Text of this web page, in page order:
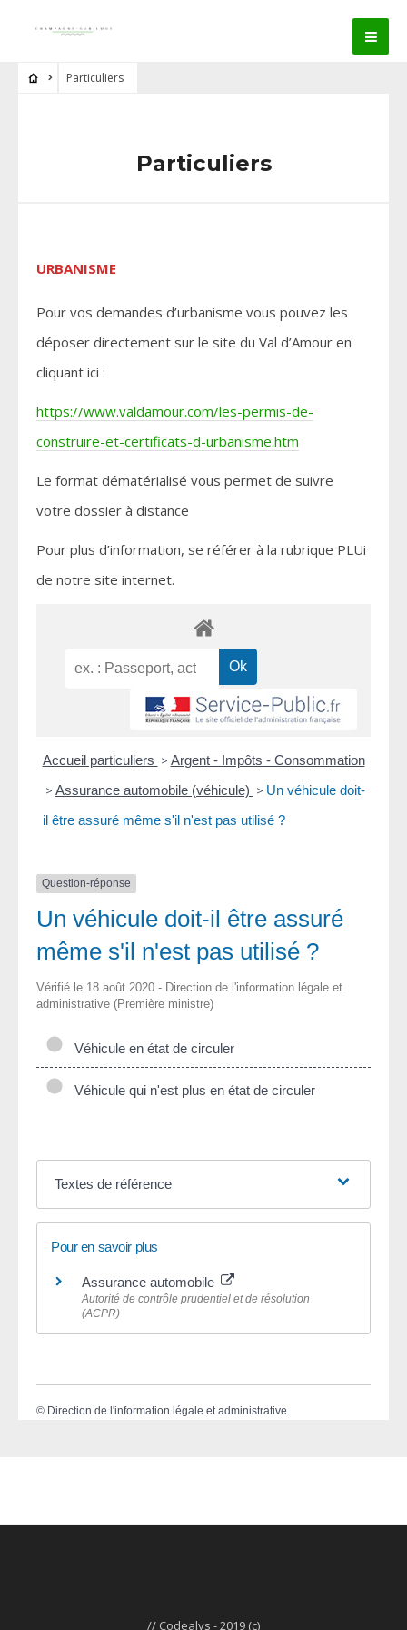
Particuliers
Particuliers
URBANISME
Pour vos demandes d’urbanisme vous pouvez les
déposer directement sur le site du Val d’Amour en
cliquant ici :
https://www.valdamour.com/les-permis-de-
construire-et-certificats-d-urbanisme.htm
Le format dématérialisé vous permet de suivre
votre dossier à distance
Pour plus d’information, se référer à la rubrique PLUi
de notre site internet.
Accueil particuliers > Argent - Impôts - Consommation
> Assurance automobile (véhicule) > Un véhicule doit-
il être assuré même s'il n'est pas utilisé ?
Question-réponse
Un véhicule doit-il être assuré
même s'il n'est pas utilisé ?
Vérifié le 18 août 2020 - Direction de l'information légale et
administrative (Première ministre)
Véhicule en état de circuler
Véhicule qui n'est plus en état de circuler
Textes de référence
Pour en savoir plus
Assurance automobile
Autorité de contrôle prudentiel et de résolution
(ACPR)
© Direction de l'information légale et administrative
// Codealys - 2019 (c)